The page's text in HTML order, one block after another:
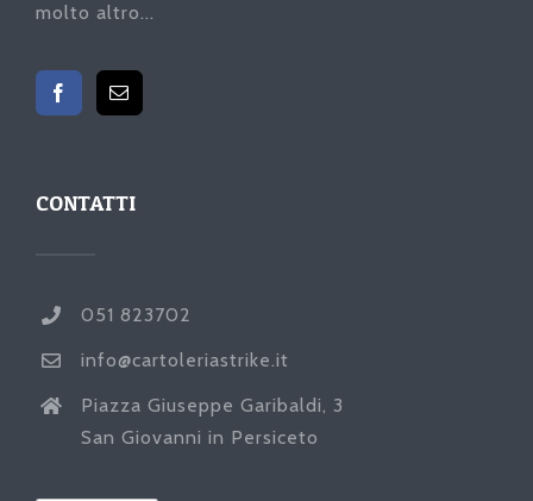
molto altro...
CONTATTI
051 823702
info@cartoleriastrike.it
Piazza Giuseppe Garibaldi, 3
San Giovanni in Persiceto